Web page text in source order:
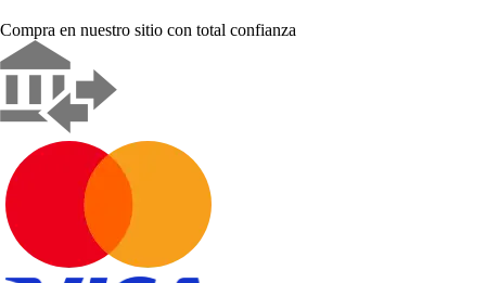
Compra en nuestro sitio con total confianza